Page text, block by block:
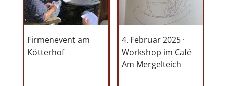
Firmenevent am
Kötterhof
4. Februar 2025 ·
Workshop im Café
Am Mergelteich